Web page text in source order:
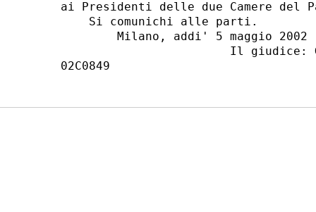
ai Presidenti delle due Camere del
    Si comunichi alle parti.
        Milano, addi' 5 maggio 2002
Il giudice: